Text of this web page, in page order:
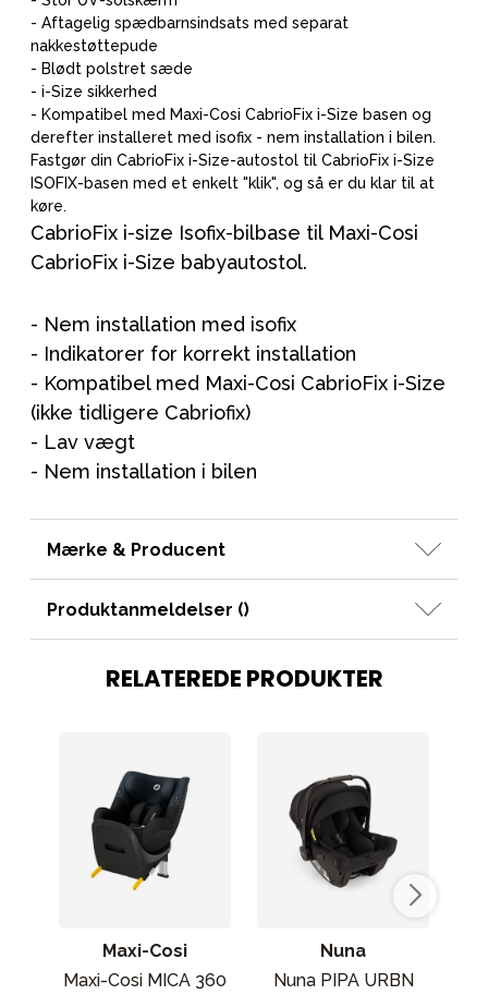
- Aftagelig spædbarnsindsats med separat
nakkestøttepude
- Blødt polstret sæde
- i-Size sikkerhed
- Kompatibel med Maxi-Cosi CabrioFix i-Size basen og
derefter installeret med isofix - nem installation i bilen.
Fastgør din CabrioFix i-Size-autostol til CabrioFix i-Size
ISOFIX-basen med et enkelt "klik", og så er du klar til at
køre.
CabrioFix i-size Isofix-bilbase til Maxi-Cosi
CabrioFix i-Size babyautostol.
- Nem installation med isofix
- Indikatorer for korrekt installation
- Kompatibel med Maxi-Cosi CabrioFix i-Size
(ikke tidligere Cabriofix)
- Lav vægt
- Nem installation i bilen
Mærke & Producent
Produktanmeldelser ()
RELATEREDE PRODUKTER
Maxi-Cosi
Maxi-Cosi MICA 360
Nuna
Nuna PIPA URBN